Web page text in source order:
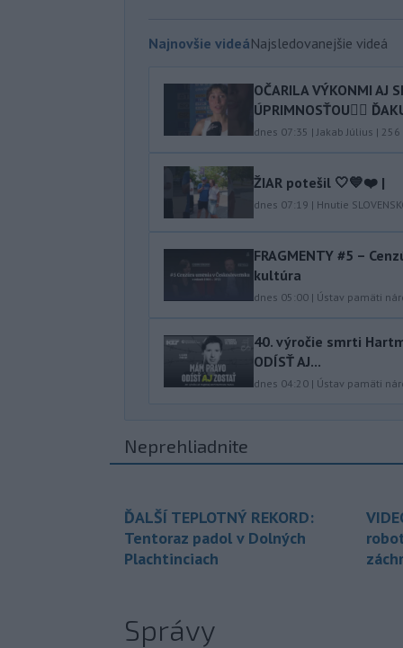
Najnovšie videáNajsledovanejšie videá
OČARILA VÝKONMI AJ
ÚPRIMNOSŤOU👍🏻
dnes 07:35 |Jakab Július | 256
ŽIAR potešil 🤍💙❤️ |
dnes 07:19 | Hnutie
FRAGMENTY #5 –
kultúra
dnes 05:00 | Ústav pamäti
40.⁠ ⁠výročie smrti
ODÍSŤ AJ...
dnes 04:20 | Ústav pamäti
Neprehliadnite
ĎALŠÍ TEPLOTNÝ REKORD:
Tentoraz padol v Dolných
Plachtinciach
Správy